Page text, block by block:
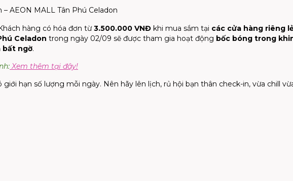
– AEON MALL Tân Phú Celadon
Khách hàng có hóa đơn từ3.500.000 VNĐ khi mua sắm tại các cửa hàng riêng
Celadon trong ngày 02/09 sẽ được tham gia hoạt động bốc bóng trong
bất ngờ.
Xem thêm tại đây!
giới hạn số lượng mỗi ngày. Nên hãy lên lịch, rủ hội bạn thân check-in, vừa chill